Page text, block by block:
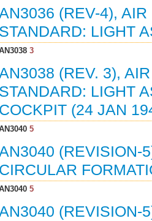
(REV-4),
STANDARD: LIGHT
3
(REV. 3),
STANDARD: LIGHT
COCKPIT (24 JAN
5
(REVISION-
CIRCULAR
5
(REVISION-